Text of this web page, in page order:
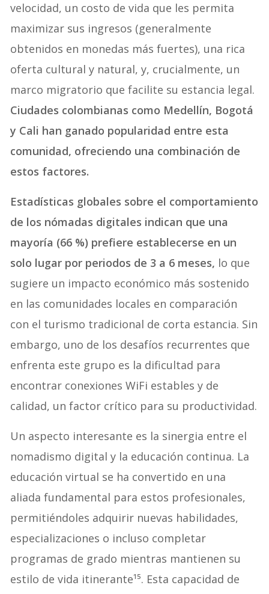
velocidad, un costo de vida que les permita
maximizar sus ingresos (generalmente
obtenidos en monedas más fuertes), una rica
oferta cultural y natural, y, crucialmente, un
marco migratorio que facilite su estancia legal.
Ciudades colombianas como Medellín, Bogotá
y Cali han ganado popularidad entre esta
comunidad, ofreciendo una combinación de
estos factores.
Estadísticas globales sobre el comportamiento
de los nómadas digitales indican que una
mayoría (66 %) prefiere establecerse en un
solo lugar por periodos de 3 a 6 meses, lo que
sugiere un impacto económico más sostenido
en las comunidades locales en comparación
con el turismo tradicional de corta estancia. Sin
embargo, uno de los desafíos recurrentes que
enfrenta este grupo es la dificultad para
encontrar conexiones WiFi estables y de
calidad, un factor crítico para su productividad.
Un aspecto interesante es la sinergia entre el
nomadismo digital y la educación continua. La
educación virtual se ha convertido en una
aliada fundamental para estos profesionales,
permitiéndoles adquirir nuevas habilidades,
especializaciones o incluso completar
programas de grado mientras mantienen su
estilo de vida itinerante¹⁵. Esta capacidad de